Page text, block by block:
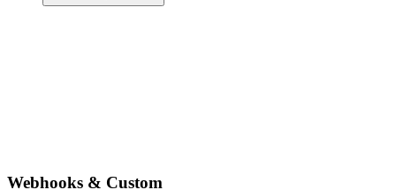
Webhooks & Custom